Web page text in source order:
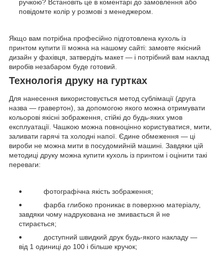
ручкою? Встановіть це в коментарі до замовлення або
повідомте колір у розмові з менеджером.
Якщо вам потрібна професійно підготовлена кухоль із
принтом купити її можна на нашому сайті: замовте якісний
дизайн у фахівця, затвердіть макет — і потрібний вам наклад
виробів незабаром буде готовий.
Технологія друку на гуртках
Для нанесення використовується метод сублімації (друга
назва — гравертон), за допомогою якого можна отримувати
кольорові якісні зображення, стійкі до будь-яких умов
експлуатації. Чашкою можна повноцінно користуватися, мити,
заливати гарячі та холодні напої. Єдине обмеження — ці
вироби не можна мити в посудомийній машині. Завдяки цій
методиці друку можна купити кухоль із принтом і оцінити такі
переваги:
фотографічна якість зображення;
фарба глибоко проникає в поверхню матеріалу,
завдяки чому надрукована не змивається й не
стирається;
доступний швидкий друк будь-якого накладу —
від 1 одиниці до 100 і більше кручок;